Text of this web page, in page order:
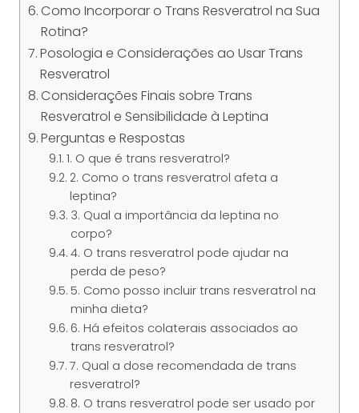
Como Incorporar o Trans Resveratrol na Sua
Rotina?
Posologia e Considerações ao Usar Trans
Resveratrol
Considerações Finais sobre Trans
Resveratrol e Sensibilidade à Leptina
Perguntas e Respostas
1. O que é trans resveratrol?
2. Como o trans resveratrol afeta a
leptina?
3. Qual a importância da leptina no
corpo?
4. O trans resveratrol pode ajudar na
perda de peso?
5. Como posso incluir trans resveratrol na
minha dieta?
6. Há efeitos colaterais associados ao
trans resveratrol?
7. Qual a dose recomendada de trans
resveratrol?
8. O trans resveratrol pode ser usado por